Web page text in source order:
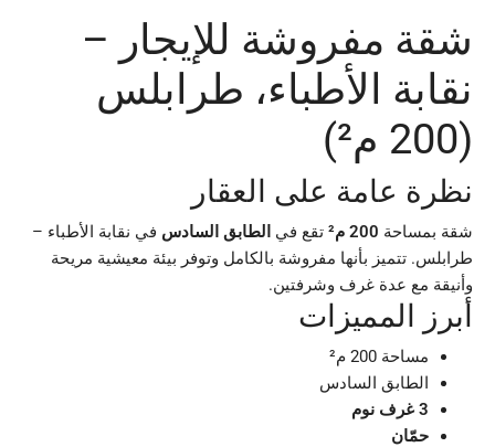
شقة مفروشة للإيجار –
نقابة الأطباء، طرابلس
(200 م²)
نظرة عامة على العقار
شقة بمساحة 200 م² تقع في الطابق السادس في نقابة الأطباء –
طرابلس. تتميز بأنها مفروشة بالكامل وتوفر بيئة معيشية مريحة
وأنيقة مع عدة غرف وشرفتين.
أبرز المميزات
مساحة 200 م²
الطابق السادس
3 غرف نوم
حمّان